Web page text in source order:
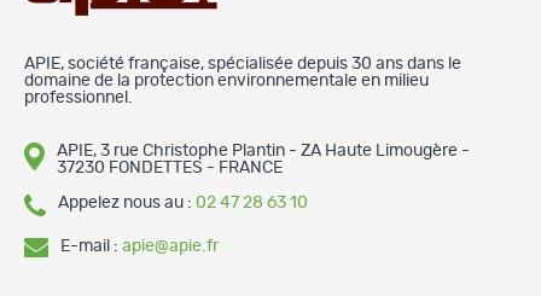
APIE, société française, spécialisée depuis 30 ans dans le
domaine de la protection environnementale en milieu
professionnel.
APIE, 3 rue Christophe Plantin - ZA Haute Limougère -
37230 FONDETTES - FRANCE
Appelez nous au : 02 47 28 63 10
E-mail : apie@apie.fr